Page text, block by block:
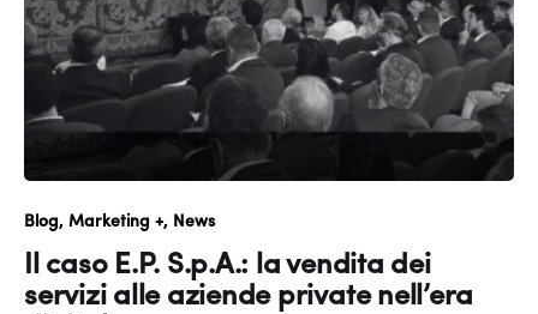
Blog Marketing + News
Il caso E.P. S.p.A.: la vendita dei
servizi alle aziende private nell’era